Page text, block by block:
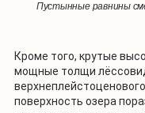
Пустынные равнины
Кроме того, крутые
мощные толщи
поверхность озера